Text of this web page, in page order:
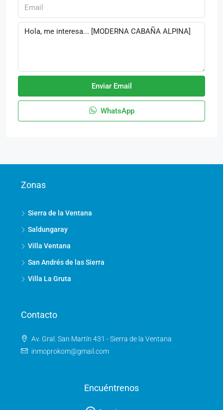
Enviar Email
WhatsApp
Zonas
Sierra de la Ventana
Saldungaray
Villa Ventana
San Andrés de las Sierra
Villa La Gruta
Contacto
Av. Gral. San Martín 431 - Sierra de la Ventana
inmoprokom@gmail.com
Encuéntrenos